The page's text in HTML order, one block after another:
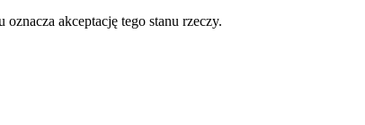
akceptację tego stanu rzeczy.